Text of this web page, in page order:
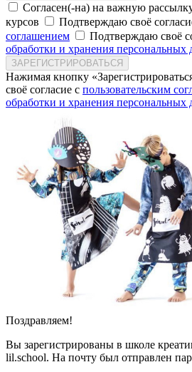
Согласен(-на) на важную
курсов
Подтверждаю своё
соглашением
Подтверждаю своё
обработки и хранения персональных
ЗАРЕГИСТРИРОВАТЬСЯ
Нажимая кнопку
своё согласие с пользовательским
обработки и хранения персональных
Поздравляем!
Вы зарегистрированы в школе
lil.school. На почту был отправлен